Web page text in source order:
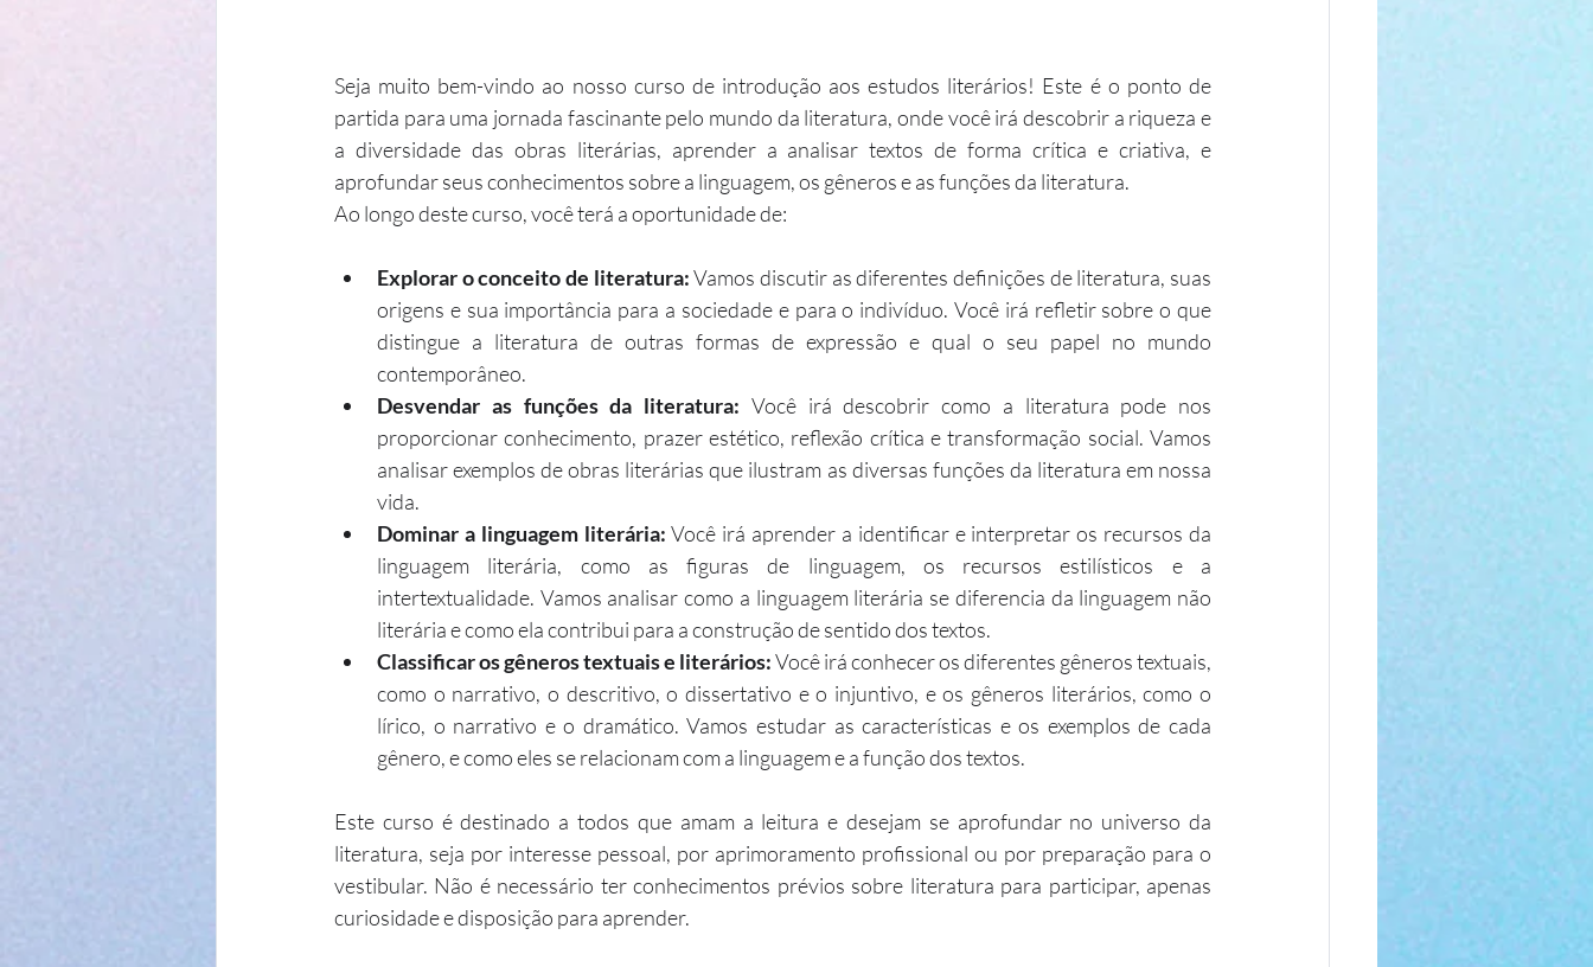
Seja muito bem-vindo ao nosso curso de introdução aos estudos literários! Este é o ponto de
partida para uma jornada fascinante pelo mundo da literatura, onde você irá descobrir a riqueza e
a diversidade das obras literárias, aprender a analisar textos de forma crítica e criativa, e
aprofundar seus conhecimentos sobre a linguagem, os gêneros e as funções da literatura.
Ao longo deste curso, você terá a oportunidade de:
Explorar o conceito de literatura: Vamos discutir as diferentes definições de literatura, suas
origens e sua importância para a sociedade e para o indivíduo. Você irá refletir sobre o que
distingue a literatura de outras formas de expressão e qual o seu papel no mundo
contemporâneo.
Desvendar as funções da literatura: Você irá descobrir como a literatura pode nos
proporcionar conhecimento, prazer estético, reflexão crítica e transformação social. Vamos
analisar exemplos de obras literárias que ilustram as diversas funções da literatura em nossa
vida.
Dominar a linguagem literária: Você irá aprender a identificar e interpretar os recursos da
linguagem literária, como as figuras de linguagem, os recursos estilísticos e a
intertextualidade. Vamos analisar como a linguagem literária se diferencia da linguagem não
literária e como ela contribui para a construção de sentido dos textos.
Classificar os gêneros textuais e literários: Você irá conhecer os diferentes gêneros textuais,
como o narrativo, o descritivo, o dissertativo e o injuntivo, e os gêneros literários, como o
lírico, o narrativo e o dramático. Vamos estudar as características e os exemplos de cada
gênero, e como eles se relacionam com a linguagem e a função dos textos.
Este curso é destinado a todos que amam a leitura e desejam se aprofundar no universo da
literatura, seja por interesse pessoal, por aprimoramento profissional ou por preparação para o
vestibular. Não é necessário ter conhecimentos prévios sobre literatura para participar, apenas
curiosidade e disposição para aprender.